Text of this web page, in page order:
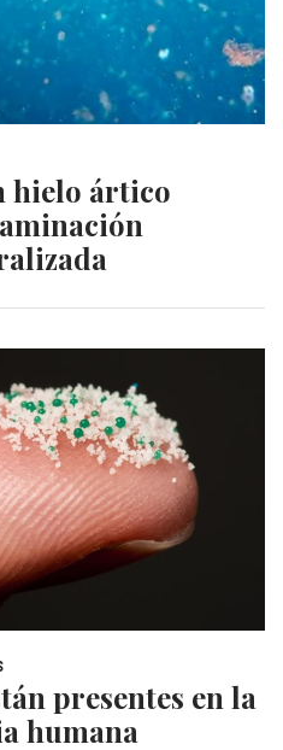
hielo ártico
presentes en la
humana